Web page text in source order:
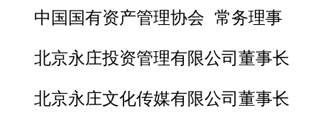
中国国有资产管理协会 常务理事
北京永庄投资管理有限公司董事长
北京永庄文化传媒有限公司董事长